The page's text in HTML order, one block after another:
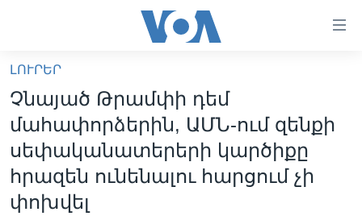
հիմնական
բովանդակությանը
անցնել
բովանդակությանը
հիմնական
բովանդակություն
ԼՈՒՐԵՐ
ՍՓՅՈՒՌՔ
ՏԵՍԱՆՅՈՒԹԵՐ
ՖԻԼՄԵՐ
ԼՈՒՐԵՐ
Չնայած Թրամփի դեմ
մահափորձերին, ԱՄՆ-ում զենքի
սեփականատերերի կարծիքը
հրազեն ունենալու հարցում չի
փոխվել